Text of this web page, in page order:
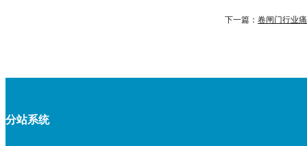
下一篇： 卷闸门行业
分站系统